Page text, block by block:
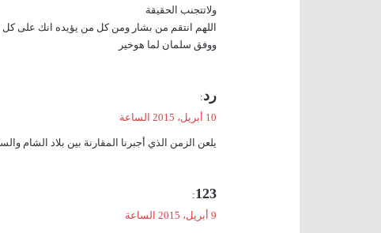
ولاتتجنب الحقيقة
اللهم انتقم من بشار ومن كل من يؤيده انك على
ووفق سلمان لما هوخير
ل
رد:
10 أبريل، 2015 الساعة
يلعن الزمن الذي أجبرنا المقارنة بين بلاد الشام
ي
123
:
9 أبريل، 2015 الساعة